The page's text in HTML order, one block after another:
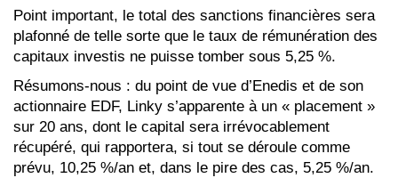
Point important, le total des sanctions financières sera
plafonné de telle sorte que le taux de rémunération des
capitaux investis ne puisse tomber sous 5,25 %.
Résumons-nous : du point de vue d’Enedis et de son
actionnaire EDF, Linky s’apparente à un « placement »
sur 20 ans, dont le capital sera irrévocablement
récupéré, qui rapportera, si tout se déroule comme
prévu, 10,25 %/an et, dans le pire des cas, 5,25 %/an.